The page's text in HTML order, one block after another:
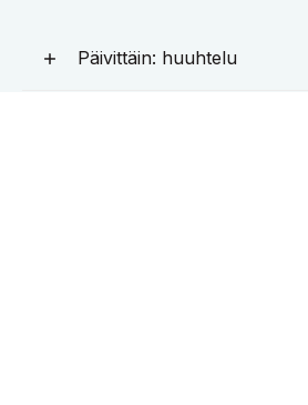
Päivittäin: huuhtelu